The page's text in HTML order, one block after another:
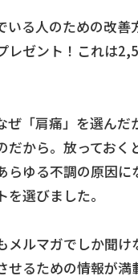
いる人のための改善
レゼント！これは
ぜ「肩痛」を選んだ
だから。放っておく
らゆる不調の原因に
を選びました。
メルマガでしか聞
せるための情報が満